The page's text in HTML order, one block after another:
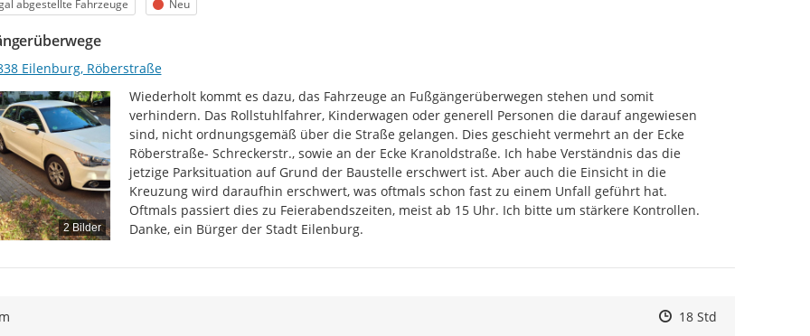
abgestellte Fahrzeuge Status
Neu
Eilenburg, Röberstraße
2 Bilder
Wiederholt kommt es dazu, das Fahrzeuge an Fußgängerüberwegen stehen und somit
verhindern. Das Rollstuhlfahrer, Kinderwagen oder generell Personen die darauf angewiesen
sind, nicht ordnungsgemäß über die Straße gelangen. Dies geschieht vermehrt an der Ecke
Röberstraße- Schreckerstr., sowie an der Ecke Kranoldstraße. Ich habe Verständnis das die
jetzige Parksituation auf Grund der Baustelle erschwert ist. Aber auch die Einsicht in die
Kreuzung wird daraufhin erschwert, was oftmals schon fast zu einem Unfall geführt hat.
Oftmals passiert dies zu Feierabendszeiten, meist ab 15 Uhr. Ich bitte um stärkere Kontrollen.
Danke, ein Bürger der Stadt Eilenburg.
Zeitpunkt des
Zeitpunkt des
18 StdZur Äußerung